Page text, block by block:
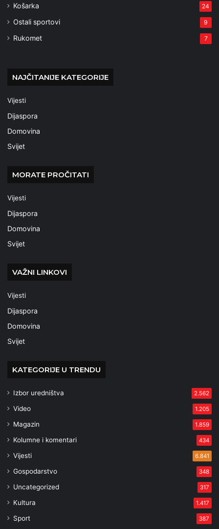
Košarka 24
Ostali sportovi 9
Rukomet 7
NAJČITANIJE KATEGORIJE
Vijesti
Dijaspora
Domovina
Svijet
MORATE PROČITATI
Vijesti
Dijaspora
Domovina
Svijet
VAŽNI LINKOVI
Vijesti
Dijaspora
Domovina
Svijet
KATEGORIJE U TRENDU
Izbor uredništva 2.562
Video 1.205
Magazin 1.859
Kolumne i komentari 434
Vijesti 6.841
Gospodarstvo 348
Uncategorized 317
Kultura 1.417
Sport 387